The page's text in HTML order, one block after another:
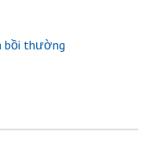
bồi thường